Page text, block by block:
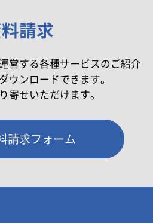
請求
営する各種サービスのご紹介
ウンロードできます。
寄せいただけます。
請求フォーム